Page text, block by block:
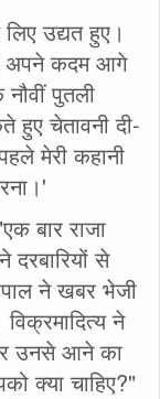
उद्यत हुए।
अपने कदम आगे
पुतली
चेतावनी दी-
मेरी कहानी
बार राजा
दरबारियों से
ने खबर भेजी
ने
उनसे आने का
क्या चाहिए?"